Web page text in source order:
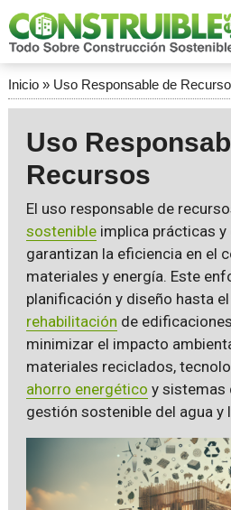
Inicio» Uso Responsable de
Uso
Recursos
El uso responsable de
sostenibleimplica prácticas y
garantizan la eficiencia en el
materiales y energía. Este
planificación y diseño hasta
rehabilitación de
minimizar el impacto
materiales reciclados,
ahorro energético y sistemas
gestión sostenible del agua y